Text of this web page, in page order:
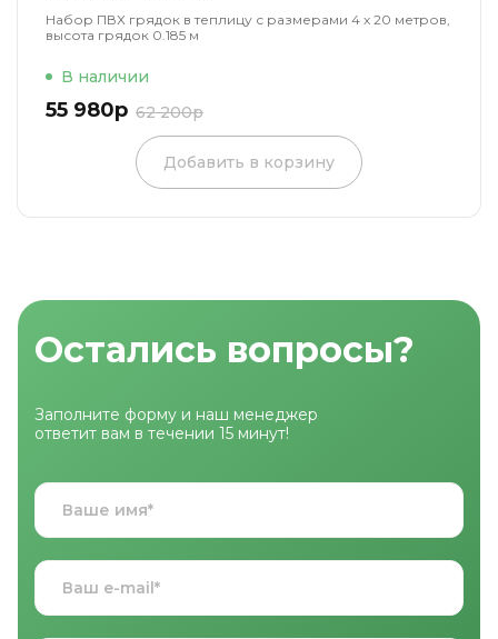
Набор ПВХ грядок в теплицу с размерами 4 х 20 метров,
высота грядок 0.185 м
В наличии
55 980р 62 200р
Добавить в корзину
Остались вопросы?
Заполните форму и наш менеджер
ответит вам в течении 15 минут!